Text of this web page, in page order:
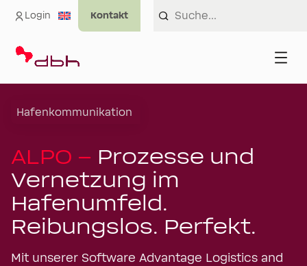
Login
Hafenkommunikation
ALPO – Prozesse und
Vernetzung im
Hafenumfeld.
Reibungslos. Perfekt.
Mit unserer Software Advantage Logistics and